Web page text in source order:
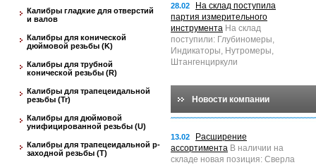
Калибры гладкие для отверстий
и валов
Калибры для конической
дюймовой резьбы (K)
Калибры для трубной
конической резьбы (R)
Калибры для трапецеидальной
резьбы (Tr)
Калибры для дюймовой
унифицированной резьбы (U)
Калибры для трапецеидальной p-
заходной резьбы (T)
28.02
На склад поступила
партия измерительного
инструмента На склад
поступили: Глубиномеры,
Индикаторы, Нутромеры,
Штангенциркули
Новости компании
13.02
Расширение
ассортимента В наличии на
складе новая позиция: Сверла